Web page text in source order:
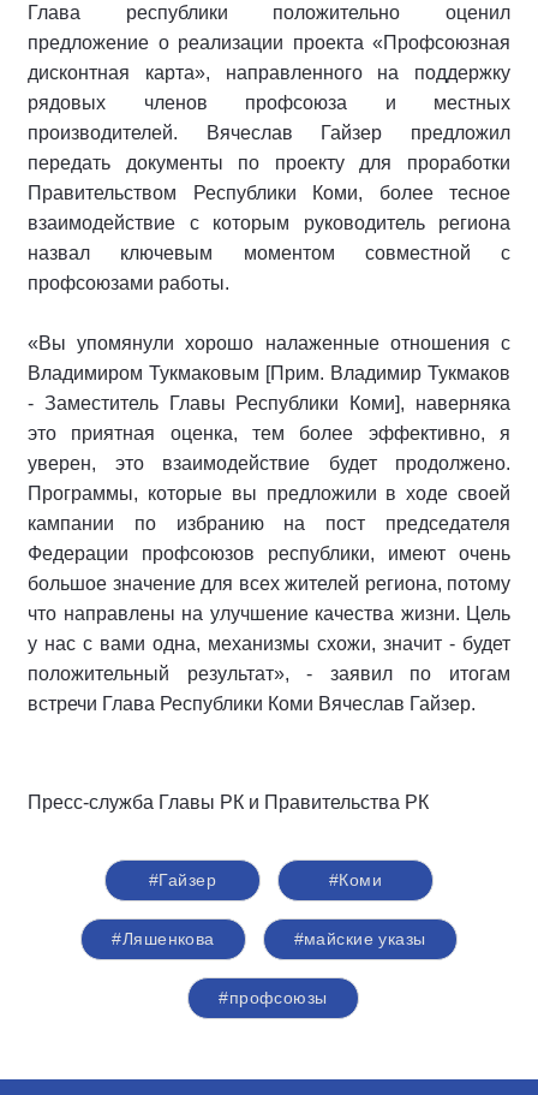
Глава республики положительно оценил
предложение о реализации проекта «Профсоюзная
дисконтная карта», направленного на поддержку
рядовых членов профсоюза и местных
производителей. Вячеслав Гайзер предложил
передать документы по проекту для проработки
Правительством Республики Коми, более тесное
взаимодействие с которым руководитель региона
назвал ключевым моментом совместной с
профсоюзами работы.
«Вы упомянули хорошо налаженные отношения с
Владимиром Тукмаковым [Прим. Владимир Тукмаков
- Заместитель Главы Республики Коми], наверняка
это приятная оценка, тем более эффективно, я
уверен, это взаимодействие будет продолжено.
Программы, которые вы предложили в ходе своей
кампании по избранию на пост председателя
Федерации профсоюзов республики, имеют очень
большое значение для всех жителей региона, потому
что направлены на улучшение качества жизни. Цель
у нас с вами одна, механизмы схожи, значит - будет
положительный результат», - заявил по итогам
встречи Глава Республики Коми Вячеслав Гайзер.
Пресс-служба Главы РК и Правительства РК
#Гайзер #Коми
#Ляшенкова #майские указы
#профсоюзы